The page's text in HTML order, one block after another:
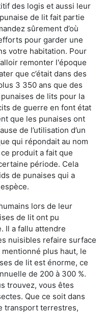
des logis et aussi leur
de lit fait partie
sûrement d’où
pour garder une
votre habitation. Pour
remonter l'époque
que c’était dans des
3 350 ans que des
de lits pour la
de guerre en font état
que les punaises ont
de l’utilisation d’un
qui répondait au nom
produit a fait que
période. Cela
de punaises qui a
lors de leur
de lit ont pu
Il a fallu attendre
nuisibles refaire surface
mentionné plus haut, le
de lit est énorme, ce
de 200 à 300 %.
trouvez, vous êtes
Que ce soit dans
transport terrestres,